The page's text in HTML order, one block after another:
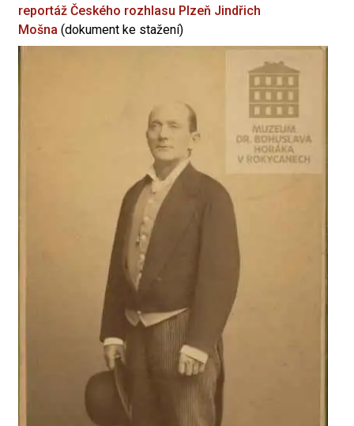
reportáž Českého rozhlasu Plzeň Jindřich
Mošna (dokument ke stažení)